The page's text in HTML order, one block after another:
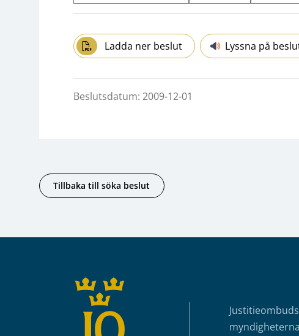
Ladda ner beslut Lyssna på
Beslutsdatum: 2009-12-01
Tillbaka till söka beslut